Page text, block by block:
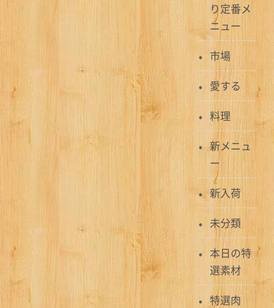
り定番メ
ニュー
市場
愛する
料理
新メニュ
ー
新入荷
未分類
本日の特
選素材
特選肉